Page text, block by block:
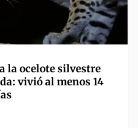
la ocelote silvestre
vivió al menos 14